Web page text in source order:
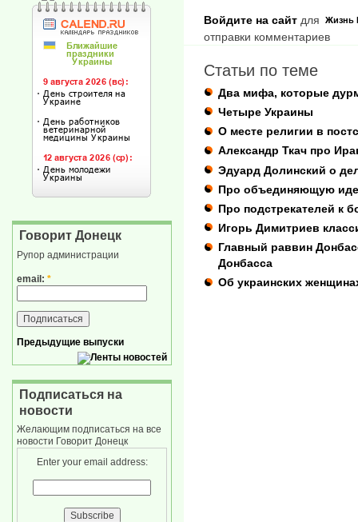
Жизнь
Войдите на сайт для
отправки комментариев
Статьи по теме
Два мифа, которые
Четыре Украины
О месте религии в
Александр Ткач про
Эдуард Долинский о
Про объединяющую
Про подстрекателей к
Игорь Димитриев
Главный раввин
Донбасса
Об украинских
Говорит Донецк
Рупор администрации
email: *
Предыдущие выпуски
Подписаться на
новости
Желающим подписаться на все
новости Говорит Донецк
Enter your email address: